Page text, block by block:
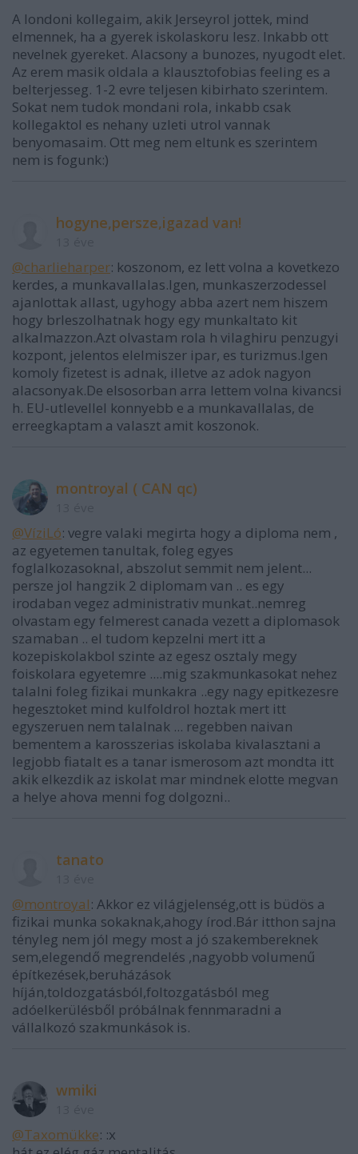
A londoni kollegaim, akik Jerseyrol jottek, mind
elmennek, ha a gyerek iskolaskoru lesz. Inkabb ott
nevelnek gyereket. Alacsony a bunozes, nyugodt elet.
Az erem masik oldala a klausztofobias feeling es a
belterjesseg. 1-2 evre teljesen kibirhato szerintem.
Sokat nem tudok mondani rola, inkabb csak
kollegaktol es nehany uzleti utrol vannak
benyomasaim. Ott meg nem eltunk es szerintem
nem is fogunk:)
hogyne,persze,igazad van!
@charlieharper: koszonom, ez lett volna a kovetkezo
kerdes, a munkavallalas.Igen, munkaszerzodessel
ajanlottak allast, ugyhogy abba azert nem hiszem
hogy brleszolhatnak hogy egy munkaltato kit
alkalmazzon.Azt olvastam rola h vilaghiru penzugyi
kozpont, jelentos elelmiszer ipar, es turizmus.Igen
komoly fizetest is adnak, illetve az adok nagyon
alacsonyak.De elsosorban arra lettem volna kivancsi
h. EU-utlevellel konnyebb e a munkavallalas, de
erreegkaptam a valaszt amit koszonok.
montroyal ( CAN qc)
@VíziLó: vegre valaki megirta hogy a diploma nem ,
az egyetemen tanultak, foleg egyes
foglalkozasoknal, abszolut semmit nem jelent...
persze jol hangzik 2 diplomam van .. es egy
irodaban vegez administrativ munkat..nemreg
olvastam egy felmerest canada vezett a diplomasok
szamaban .. el tudom kepzelni mert itt a
kozepiskolakbol szinte az egesz osztaly megy
foiskolara egyetemre ....mig szakmunkasokat nehez
talalni foleg fizikai munkakra ..egy nagy epitkezesre
hegesztoket mind kulfoldrol hoztak mert itt
egyszeruen nem talalnak ... regebben naivan
bementem a karosszerias iskolaba kivalasztani a
legjobb fiatalt es a tanar ismerosom azt mondta itt
akik elkezdik az iskolat mar mindnek elotte megvan
a helye ahova menni fog dolgozni..
tanato
@montroyal: Akkor ez világjelenség,ott is büdös a
fizikai munka sokaknak,ahogy írod.Bár itthon sajna
tényleg nem jól megy most a jó szakembereknek
sem,elegendő megrendelés ,nagyobb volumenű
építkezések,beruházások
híján,toldozgatásból,foltozgatásból meg
adóelkerülésből próbálnak fennmaradni a
vállalkozó szakmunkások is.
wmiki
@Taxomükke: :x